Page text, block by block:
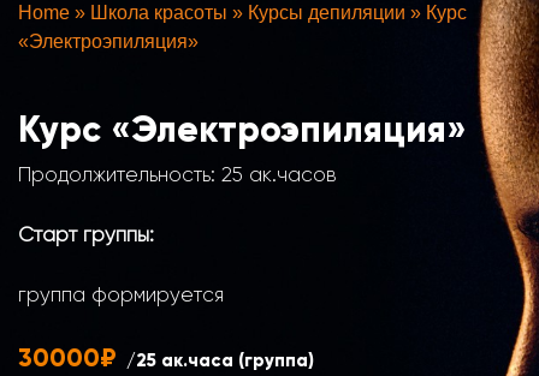
Home » Школа красоты » Курсы депиляции » Курс
«Электроэпиляция»
Курс «Электроэпиляция»
Продолжительность: 25 ак.часов
Старт группы:
группа формируется
30000₽ /25 ак.часа (группа)